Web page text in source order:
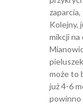
Kolejny,
mikcji na
może to
już 4-6
powinno